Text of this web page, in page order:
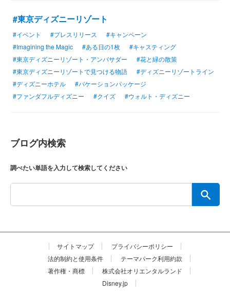
#東京ディズニーリゾート
#イベント #プレスリリース
#キャンペーン
#Imagining the Magic
#ある日の1枚
#キャスティング
#東京ディズニーリゾート・アンバサダー
#花と緑の散策
#東京ディズニーリゾートで見つける物語
#ディズニーリゾートライン
#ディズニーホテル
#バケーションパッケージ
#ファンダフルディズニー
#クイズ #ウォルト・ディズニー
ブログ内検索
調べたい単語を入力して検索してください
サイトマップ
プライバシーポリシー
法的制約と使用条件
テーマパーク利用約款
著作権・商標
株式会社オリエンタルランド
Disney.jp